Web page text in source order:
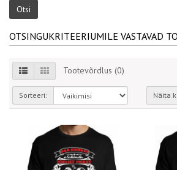
OTSINGUKRITEERIUMILE VASTAVAD
Tootevõrdlus (0)
Sorteeri: Näita